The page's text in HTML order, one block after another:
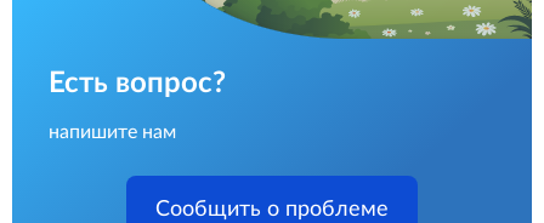
Есть вопрос?
напишите нам
Сообщить о проблеме